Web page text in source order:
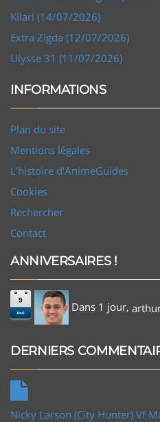
Kilari (14/07/2026)
Extra Zigda (12/07/2026)
Ulysse 31 (11/07/2026)
INFORMATIONS
Plan du site
Mentions légales
L'histoire d'AnimeGuides
Cookies
Rechercher
Contact
ANNIVERSAIRES !
9
Aoû Dans 1 jour,
DERNIERS
Nicky Larson (City Hunter) Vf